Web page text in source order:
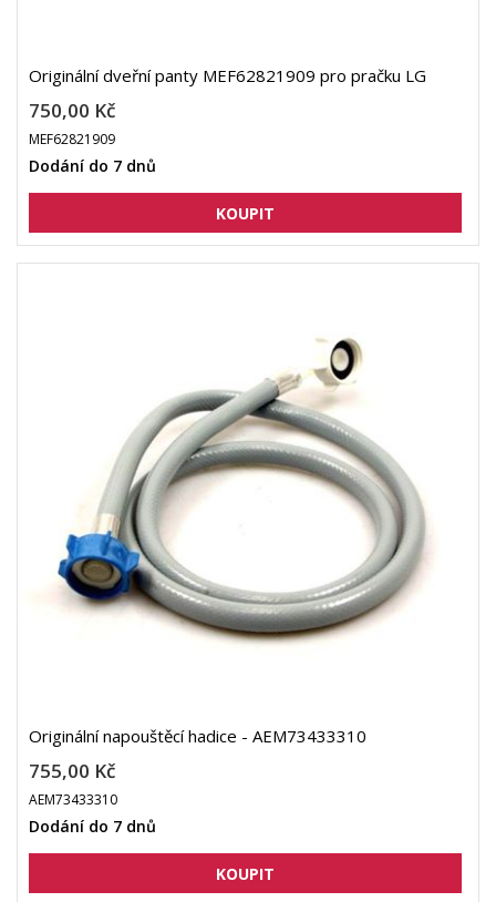
Originální dveřní panty MEF62821909 pro pračku LG
750,00 Kč
MEF62821909
Dodání do 7 dnů
Originální napouštěcí hadice - AEM73433310
755,00 Kč
AEM73433310
Dodání do 7 dnů